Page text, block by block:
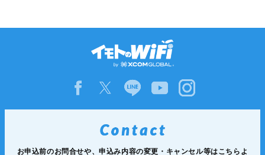
お申込前のお問合せや、申込み内容の変更・キャンセル等はこちらよ